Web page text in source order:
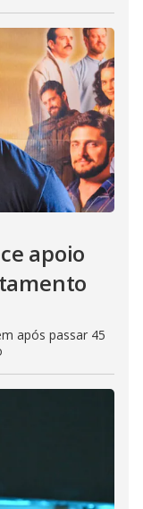
apoio
após passar 45